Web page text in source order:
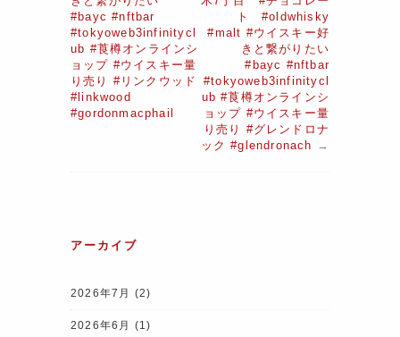
#bayc #nftbar
#tokyoweb3infinitycl
ub #莨樽オンラインシ
ョップ #ウイスキー量
り売り #リンクウッド
#linkwood
#gordonmacphail
ト #oldwhisky
#malt #ウイスキー好
きと繋がりたい
#bayc #nftbar
#tokyoweb3infinitycl
ub #莨樽オンラインシ
ョップ #ウイスキー量
り売り #グレンドロナ
ック #glendronach →
アーカイブ
2026年7月 (2)
2026年6月 (1)